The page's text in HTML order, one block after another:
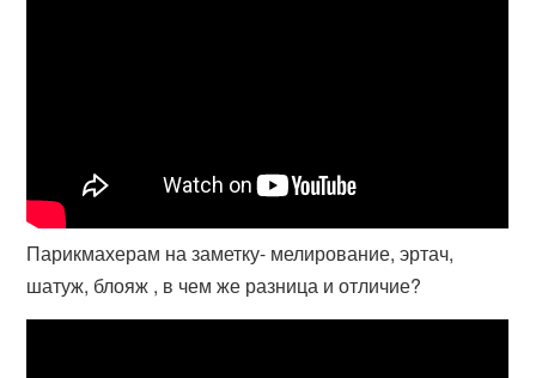
Парикмахерам на заметку- мелирование, эртач,
шатуж, блояж , в чем же разница и отличие?